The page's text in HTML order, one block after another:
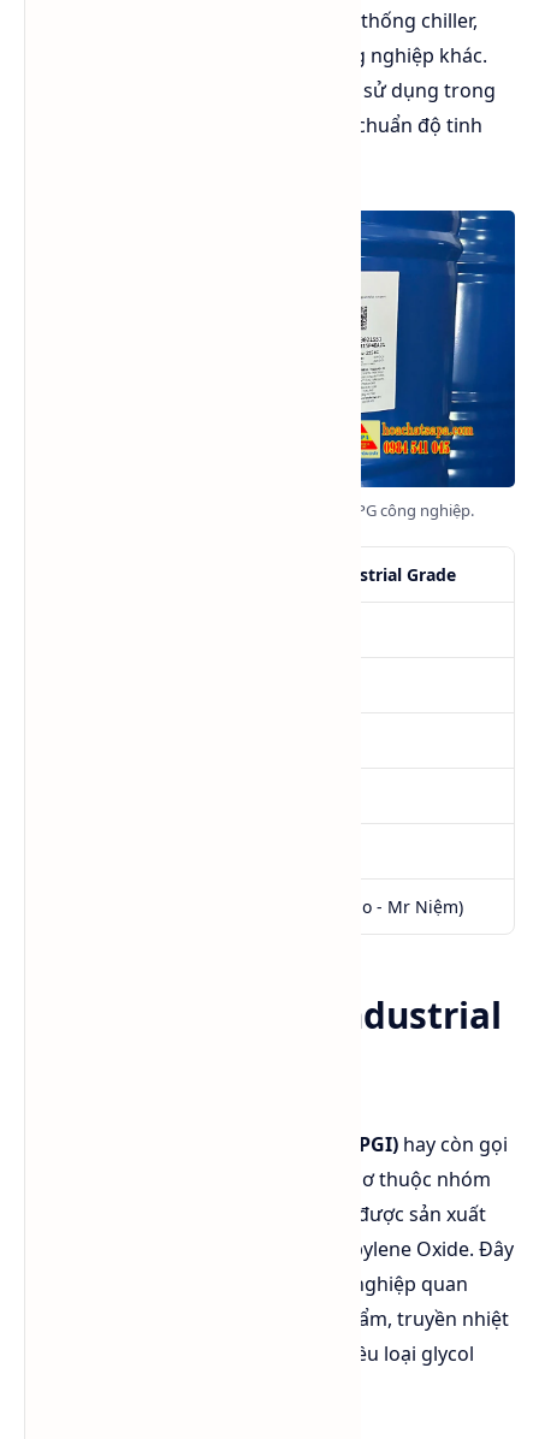
nhựa polyester, chất chống đông, hệ thống chiller,
phụ gia xi măng và nhiều ngành công nghiệp khác.
Khác với PG USP/EP, PGI không được sử dụng trong
thực phẩm hoặc dược phẩm do tiêu chuẩn độ tinh
Propylene Glycol Industrial Grade (PGI) - PG công nghiệp.
Propylene Glycol Industrial Grade
(Call - Zalo - Mr Niệm)
Propylene Glycol Industrial
Propylene Glycol Industrial Grade (PGI) hay còn gọi
, là hợp chất hữu cơ thuộc nhóm
, được sản xuất
chủ yếu từ quá trình hydrat hóa Propylene Oxide. Đây
là một trong những dung môi công nghiệp quan
trọng nhờ khả năng hòa tan tốt, hút ẩm, truyền nhiệt
hiệu quả và có độc tính thấp hơn nhiều loại glycol